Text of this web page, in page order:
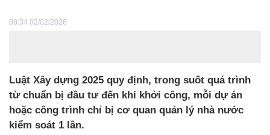
08:34 02/02/2026
Luật Xây dựng 2025 quy định, trong suốt quá trình
từ chuẩn bị đầu tư đến khi khởi công, mỗi dự án
hoặc công trình chỉ bị cơ quan quản lý nhà nước
kiểm soát 1 lần.